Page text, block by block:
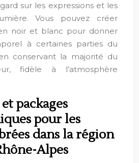
sur les expressions et les
Vous pouvez créer
noir et blanc pour donner
à certaines parties du
conservant la majorité du
fidèle à l’atmosphère
packages
pour les
dans la région
Alpes